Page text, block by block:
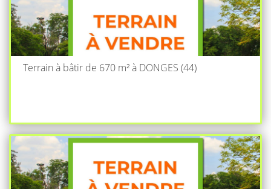
Terrain à bâtir de 670 m² à DONGES (44)